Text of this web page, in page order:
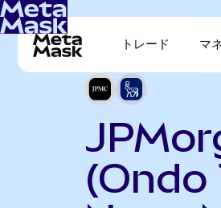
トレード マ
(Ondo